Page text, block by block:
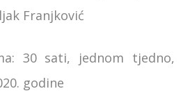
Franjković
30 sati, jednom tjedno,
godine